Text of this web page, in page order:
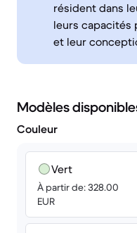
résident dans
leurs capacités
et leur
Modèles
Couleur
Vert
À partir de: 328.00
EUR